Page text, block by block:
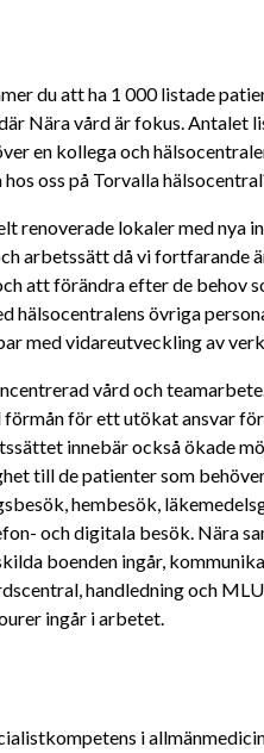
du att ha 1 000 listade
Nära vård är fokus. Antalet
en kollega och
oss på Torvalla
renoverade lokaler med nya
arbetssätt då vi fortfarande
att förändra efter de behov
hälsocentralens övriga
med vidareutveckling av
vård och
för ett utökat ansvar
innebär också ökade
till de patienter som
hembesök,
och digitala besök. Nära
boenden ingår,
handledning och
ingår i arbetet.
i